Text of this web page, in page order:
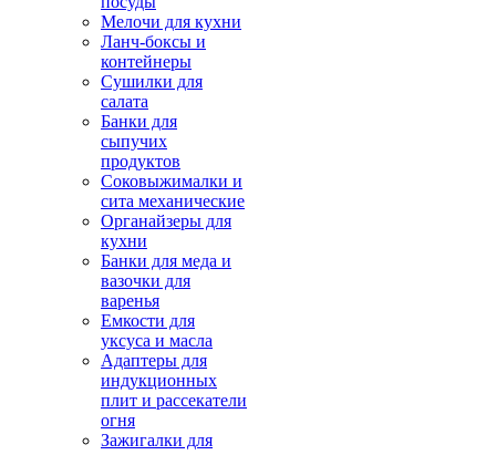
Мелочи для кухни
Ланч-боксы и
контейнеры
Сушилки для
салата
Банки для
сыпучих
продуктов
Соковыжималки и
сита механические
Органайзеры для
кухни
Банки для меда и
вазочки для
варенья
Емкости для
уксуса и масла
Адаптеры для
индукционных
плит и рассекатели
огня
Зажигалки для